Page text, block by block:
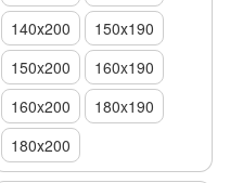
140х200
150х190
150x200
160x190
160x200
180x190
180х200